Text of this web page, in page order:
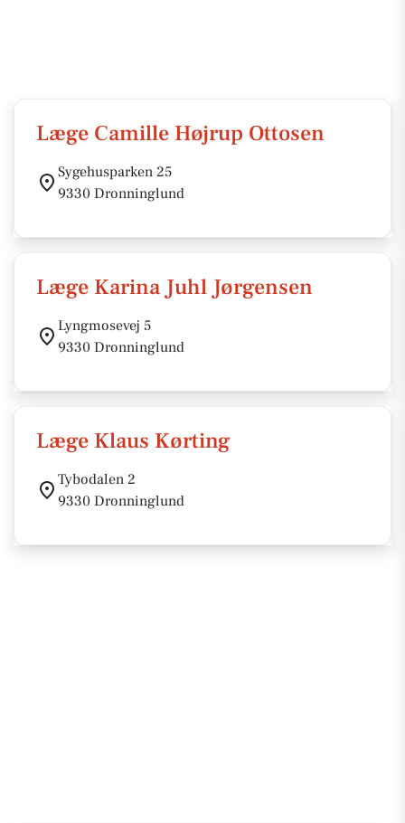
Læge Camille Højrup Ottosen
Sygehusparken 25
9330 Dronninglund
Læge Karina Juhl Jørgensen
Lyngmosevej 5
9330 Dronninglund
Læge Klaus Kørting
Tybodalen 2
9330 Dronninglund